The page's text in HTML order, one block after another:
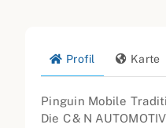
Profil Karte
Pinguin Mobile
Die C & N